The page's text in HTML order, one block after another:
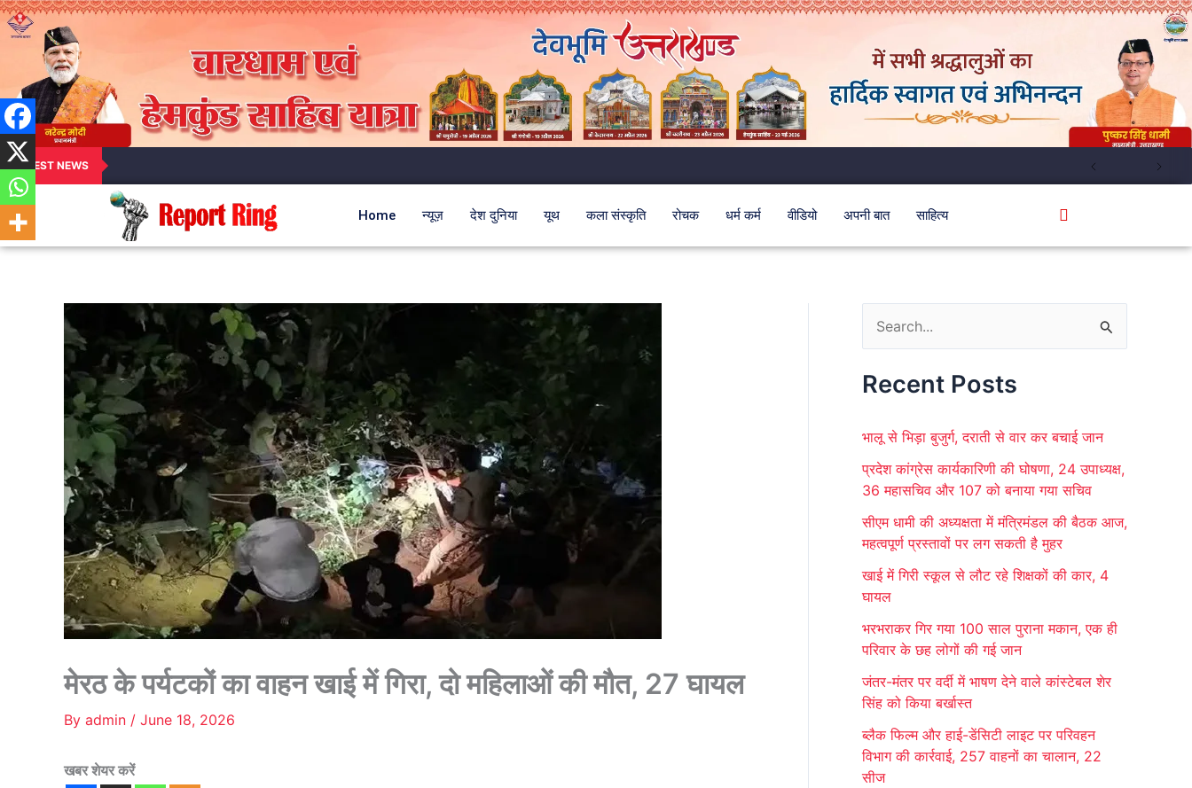
LATEST NEWS
Home न्यूज़ देश दुनिया यूथ कला संस्कृति रोचक धर्म कर्म वीडियो अपनी बात साहित्य
मेरठ के पर्यटकों का वाहन खाई में गिरा, दो महिलाओं की मौत, 27 घायल
By admin / June 18, 2026
खबर शेयर करें
a
c
h
f
o
Recent Posts
भालू से भिड़ा बुजुर्ग, दराती से वार कर बचाई जान
प्रदेश कांग्रेस कार्यकारिणी की घोषणा, 24 उपाध्यक्ष,
36 महासचिव और 107 को बनाया गया सचिव
सीएम धामी की अध्यक्षता में मंत्रिमंडल की बैठक आज,
महत्वपूर्ण प्रस्तावों पर लग सकती है मुहर
खाई में गिरी स्कूल से लौट रहे शिक्षकों की कार, 4
घायल
भरभराकर गिर गया 100 साल पुराना मकान, एक ही
परिवार के छह लोगों की गई जान
जंतर-मंतर पर वर्दी में भाषण देने वाले कांस्टेबल शेर
सिंह को किया बर्खास्त
ब्लैक फिल्म और हाई-डेंसिटी लाइट पर परिवहन
विभाग की कार्रवाई, 257 वाहनों का चालान, 22
सीज